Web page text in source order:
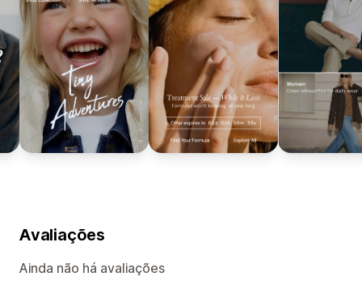
Avaliações
Ainda não há avaliações